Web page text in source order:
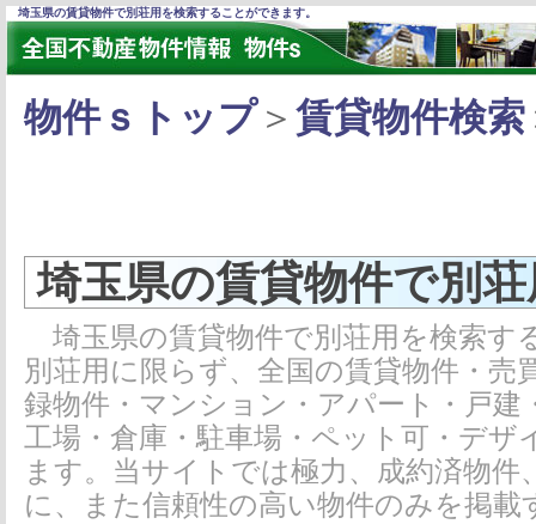
埼玉県の賃貸物件で別荘用を検索することができます。
物件ｓトップ＞ 賃貸物件検索
埼玉県の賃貸物件で別荘
埼玉県の賃貸物件で別荘用を検索す
別荘用に限らず、全国の賃貸物件・売
録物件・マンション・アパート・戸
工場・倉庫・駐車場・ペット可・デ
ます。当サイトでは極力、成約済物
に、また信頼性の高い物件のみを掲